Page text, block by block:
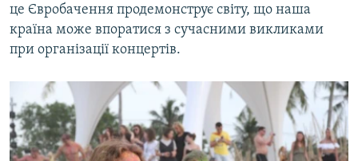
це Євробачення продемонструє світу, що наша
країна може впоратися з сучасними викликами
при організації концертів.